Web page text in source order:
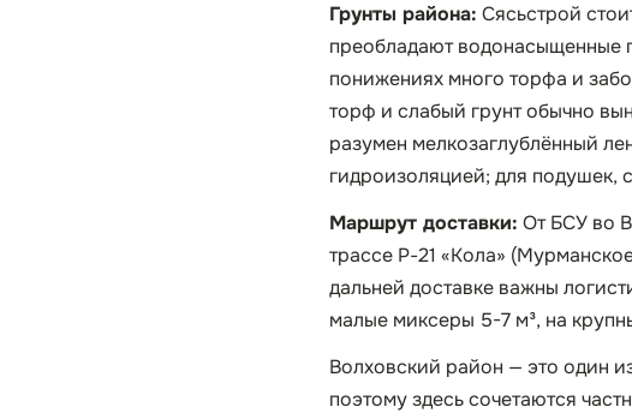
Грунты района: Сясьстрой
преобладают водонасыщенные
понижениях много торфа и
торф и слабый грунт обычно
разумен мелкозаглублённый
гидроизоляцией; для подушек,
Маршрут доставки: От БСУ во
трассе Р-21 «Кола»
дальней доставке важны
малые миксеры 5-7 м³, на
Волховский район — это один
поэтому здесь сочетаются